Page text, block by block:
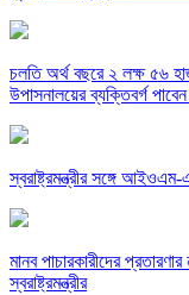
চলতি অর্থ বছরে ২ লক্ষ ৫৬
উপাসনালয়ের ব্যক্তিবর্গ
স্বরাষ্ট্রমন্ত্রীর সঙ্গে
মানব পাচারকারীদের
স্বরাষ্ট্রমন্ত্রীর